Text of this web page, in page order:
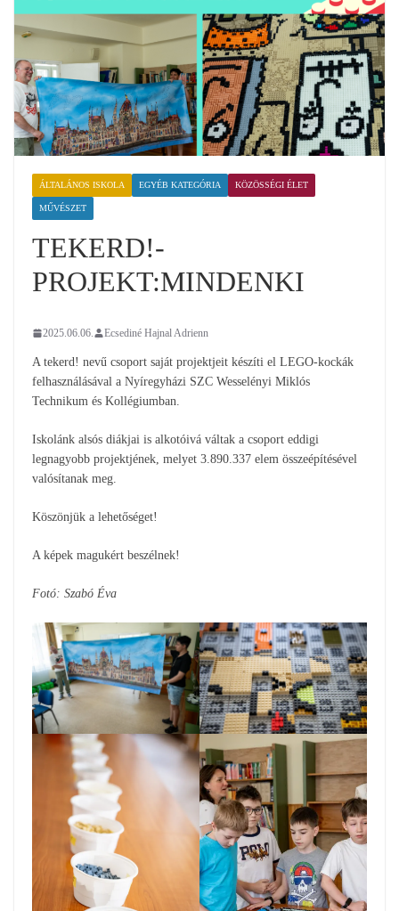
ÁLTALÁNOS ISKOLA EGYÉB KATEGÓRIA KÖZÖSSÉGI ÉLET
MŰVÉSZET
TEKERD!-
PROJEKT:MINDENKI
2025.06.06. Ecsediné Hajnal Adrienn
A tekerd! nevű csoport saját projektjeit készíti el LEGO-kockák
felhasználásával a Nyíregyházi SZC Wesselényi Miklós
Technikum és Kollégiumban.
Iskolánk alsós diákjai is alkotóivá váltak a csoport eddigi
legnagyobb projektjének, melyet 3.890.337 elem összeépítésével
valósítanak meg.
Köszönjük a lehetőséget!
A képek magukért beszélnek!
Fotó: Szabó Éva